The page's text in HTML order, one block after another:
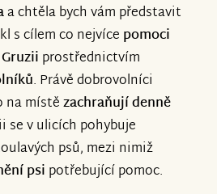
různých světů. Děkuji
nebo sdíleli ❤.
a chtěla bych vám představit
s cílem co nejvíce pomoci
prostřednictvím
. Právě dobrovolníci
na místězachraňují denně
se v ulicích pohybuje
psů, mezi nimiž
psi potřebující pomoc.